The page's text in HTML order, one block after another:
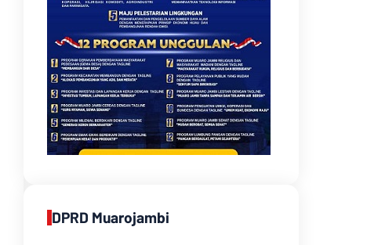
DPRD Muarojambi